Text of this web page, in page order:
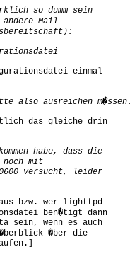
einmal
das gleiche drin
bzw. wer lighttpd
ben�tigt dann
sein, wenn es auch
�ber die